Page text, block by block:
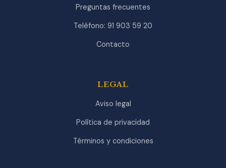
Preguntas frecuentes
Teléfono: 91 903 59 20
Contacto
LEGAL
Aviso legal
Política de privacidad
Términos y condiciones